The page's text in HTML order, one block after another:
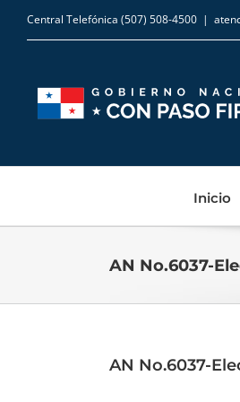
Central Telefónica (507) 508-4500 |
Inicio
AN No.6037-
AN No.6037-